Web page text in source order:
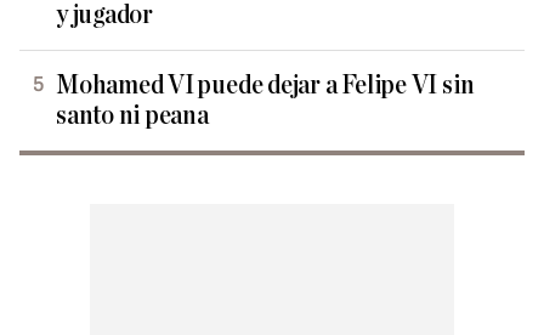
y jugador
Mohamed VI puede dejar a Felipe VI sin
santo ni peana